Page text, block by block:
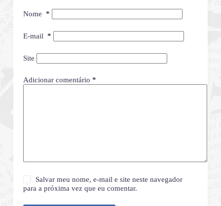
Nome *
E-mail *
Site
Adicionar comentário *
Salvar meu nome, e-mail e site neste navegador
para a próxima vez que eu comentar.